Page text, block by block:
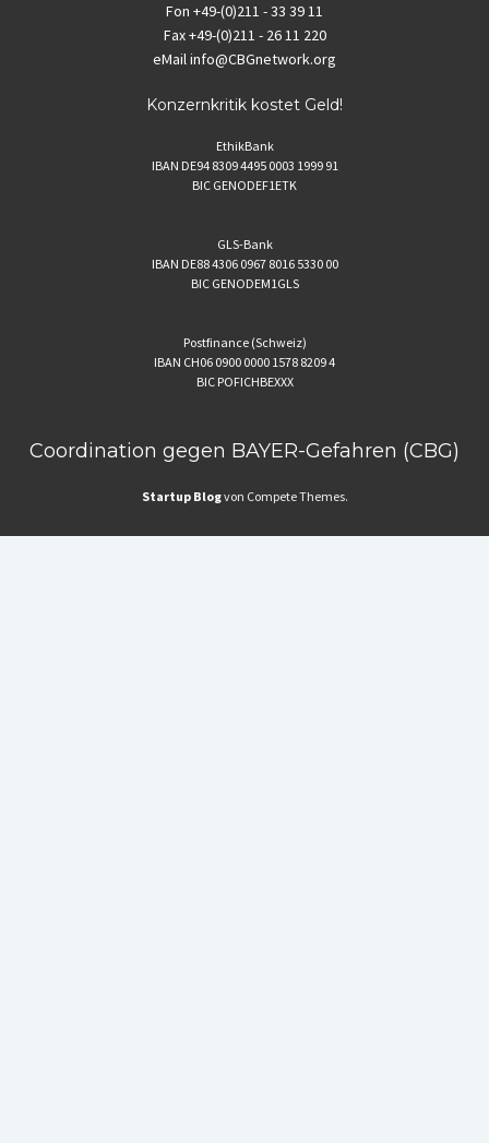
Fon +49-(0)211 - 33 39 11
Fax+49-(0)211 - 26 11 220
eMailinfo@CBGnetwork.org
Konzernkritik kostet Geld!
EthikBank
IBAN DE94 8309 4495 0003 1999 91
BIC GENODEF1ETK
GLS-Bank
IBAN DE88 4306 0967 8016 5330 00
BIC GENODEM1GLS
Postfinance (Schweiz)
IBAN CH06 0900 0000 1578 8209 4
BIC POFICHBEXXX
Coordination gegen BAYER-Gefahren (CBG)
Startup Blogvon Compete Themes.